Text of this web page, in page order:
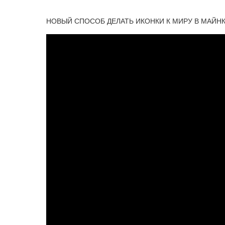
НОВЫЙ СПОСОБ ДЕЛАТЬ ИКОНКИ К МИРУ В